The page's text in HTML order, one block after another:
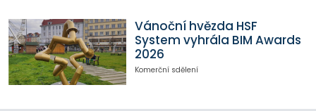
Vánoční hvězda HSF
System vyhrála BIM Awards
2026
Komerční sdělení